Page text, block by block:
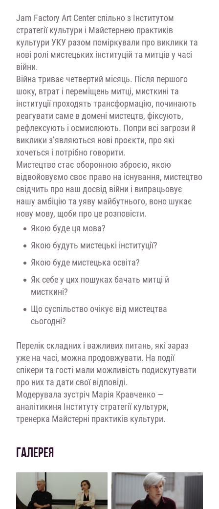
Jam Factory Art Center спільно з Інститутом
стратегії культури і Майстернею практиків
культури УКУ разом поміркували про виклики та
нові ролі мистецьких інституцій та митців у часі
війни.
Війна триває четвертий місяць. Після першого
шоку, втрат і переміщень митці, мисткині та
інституції проходять трансформацію, починають
реагувати саме в домені мистецтв, фіксують,
рефлексують і осмислюють. Попри всі загрози й
виклики з’являються нові проєкти, про які
хочеться і потрібно говорити.
Мистецтво стає оборонною зброєю, якою
відвойовуємо своє право на існування, мистецтво
свідчить про наш досвід війни і випрацьовує
нашу амбіцію та уяву майбутнього, воно шукає
нову мову, щоби про це розповісти.
Якою буде ця мова?
Якою будуть мистецькі інституції?
Якою буде мистецька освіта?
Як себе у цих пошуках бачать митці й
мисткині?
Що суспільство очікує від мистецтва
сьогодні?
Перелік складних і важливих питань, які зараз
уже на часі, можна продовжувати. На події
спікери та гості мали можливість подискутувати
про них та дати свої відповіді.
Модерувала зустріч Марія Кравченко —
аналітикиня Інституту стратегії культури,
тренерка Майстерні практиків культури.
ГАЛЕРЕЯ